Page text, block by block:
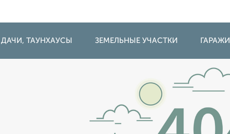
ТАУНХАУСЫ ЗЕМЕЛЬНЫЕ УЧАСТКИ